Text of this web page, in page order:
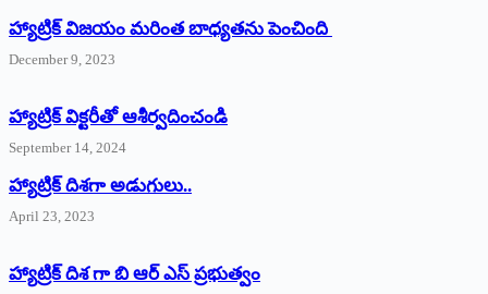
హ్యాట్రిక్ విజయం మరింత బాధ్యతను పెంచింది
December 9, 2023
హ్యాట్రిక్‌ ‌విక్టరీతో ఆశీర్వదించండి
September 14, 2024
‌హ్యాట్రిక్‌ ‌దిశగా అడుగులు..
April 23, 2023
హ్యాట్రిక్ దిశ గా బి ఆర్ ఎస్ ప్రభుత్వం